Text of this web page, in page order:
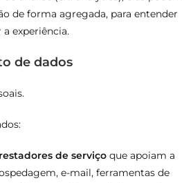
de forma agregada, para entender
experiência.
de dados
de serviço que apoiam a
e-mail, ferramentas de